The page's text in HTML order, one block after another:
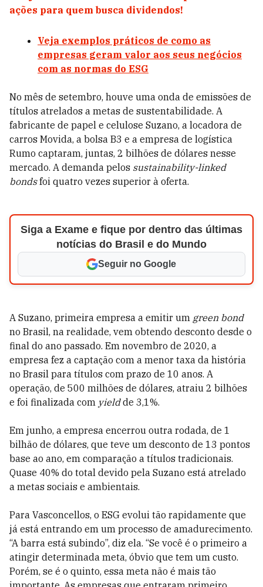
ações para quem busca dividendos!
Veja exemplos práticos de como as
empresas geram valor aos seus negócios
com as normas do ESG
No mês de setembro, houve uma onda de emissões de
títulos atrelados a metas de sustentabilidade. A
fabricante de papel e celulose Suzano, a locadora de
carros Movida, a bolsa B3 e a empresa de logística
Rumo captaram, juntas, 2 bilhões de dólares nesse
mercado. A demanda pelos sustainability-linked
bondsfoi quatro vezes superior à oferta.
Siga a Exame e fique por dentro das últimas
notícias do Brasil e do Mundo
Seguir no Google
A Suzano, primeira empresa a emitir um green bond
no Brasil, na realidade, vem obtendo desconto desde o
final do ano passado. Em novembro de 2020, a
empresa fez a captação com a menor taxa da história
no Brasil para títulos com prazo de 10 anos. A
operação, de 500 milhões de dólares, atraiu 2 bilhões
e foi finalizada com yieldde 3,1%.
Em junho, a empresa encerrou outra rodada, de 1
bilhão de dólares, que teve um desconto de 13 pontos
base ao ano, em comparação a títulos tradicionais.
Quase 40% do total devido pela Suzano está atrelado
a metas sociais e ambientais.
Para Vasconcellos, o ESG evolui tão rapidamente que
já está entrando em um processo de amadurecimento.
“A barra está subindo”, diz ela. “Se você é o primeiro a
atingir determinada meta, óbvio que tem um custo.
Porém, se é o quinto, essa meta não é mais tão